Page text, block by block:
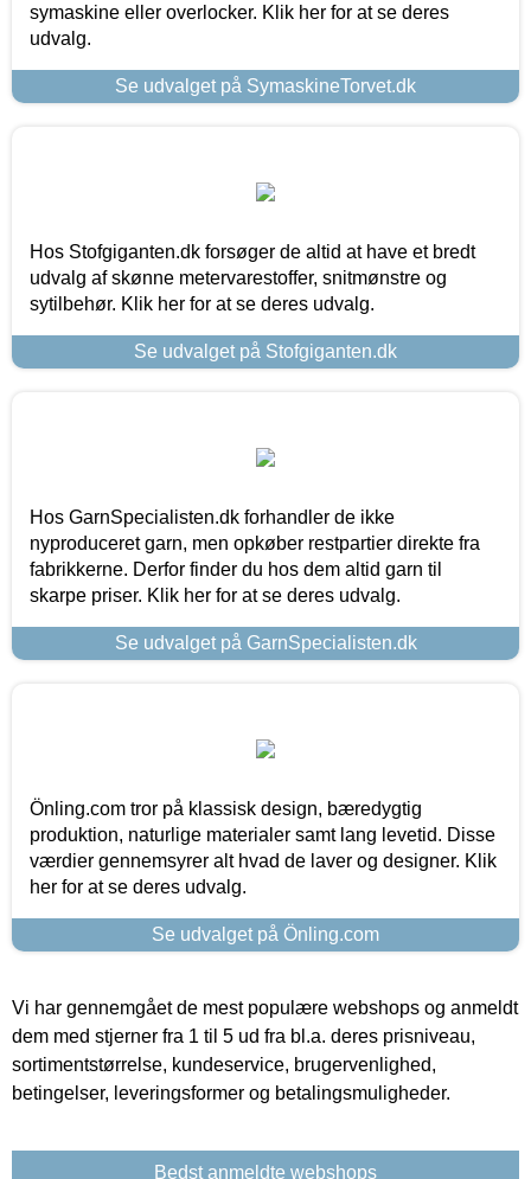
symaskine eller overlocker. Klik her for at se deres
udvalg.
Se udvalget på SymaskineTorvet.dk
Hos Stofgiganten.dk forsøger de altid at have et bredt
udvalg af skønne metervarestoffer, snitmønstre og
sytilbehør. Klik her for at se deres udvalg.
Se udvalget på Stofgiganten.dk
Hos GarnSpecialisten.dk forhandler de ikke
nyproduceret garn, men opkøber restpartier direkte fra
fabrikkerne. Derfor finder du hos dem altid garn til
skarpe priser. Klik her for at se deres udvalg.
Se udvalget på GarnSpecialisten.dk
Önling.com tror på klassisk design, bæredygtig
produktion, naturlige materialer samt lang levetid. Disse
værdier gennemsyrer alt hvad de laver og designer. Klik
her for at se deres udvalg.
Se udvalget på Önling.com
Vi har gennemgået de mest populære webshops og anmeldt
dem med stjerner fra 1 til 5 ud fra bl.a. deres prisniveau,
sortimentstørrelse, kundeservice, brugervenlighed,
betingelser, leveringsformer og betalingsmuligheder.
Bedst anmeldte webshops